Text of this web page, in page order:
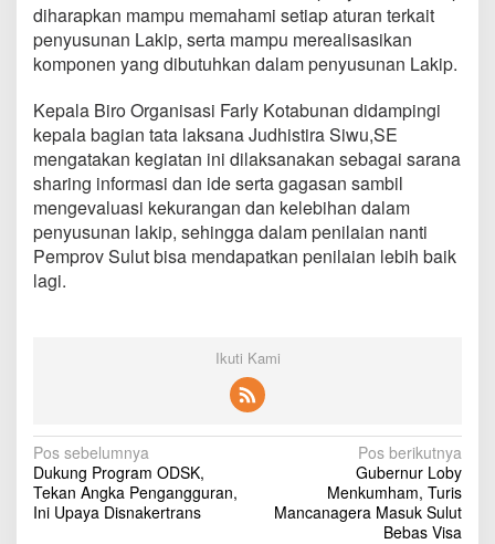
a
k
i
p
diharapkan mampu memahami setiap aturan terkait
penyusunan Lakip, serta mampu merealisasikan
komponen yang dibutuhkan dalam penyusunan Lakip.
Kepala Biro Organisasi Farly Kotabunan didampingi
kepala bagian tata laksana Judhistira Siwu,SE
mengatakan kegiatan ini dilaksanakan sebagai sarana
sharing informasi dan ide serta gagasan sambil
mengevaluasi kekurangan dan kelebihan dalam
penyusunan lakip, sehingga dalam penilaian nanti
Pemprov Sulut bisa mendapatkan penilaian lebih baik
lagi.
Ikuti Kami
N
a
v
Pos sebelumnya
Dukung Program ODSK,
Tekan Angka Pengangguran,
Ini Upaya Disnakertrans
Pos berikutnya
Gubernur Loby
Menkumham, Turis
Mancanagera Masuk Sulut
Bebas Visa